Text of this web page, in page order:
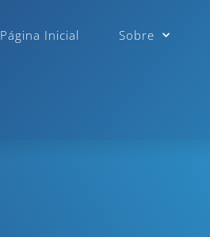
Página Inicial Sobre